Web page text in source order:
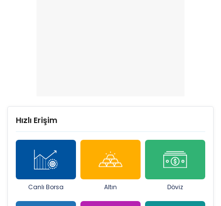
Hızlı Erişim
Canlı Borsa Altın Döviz